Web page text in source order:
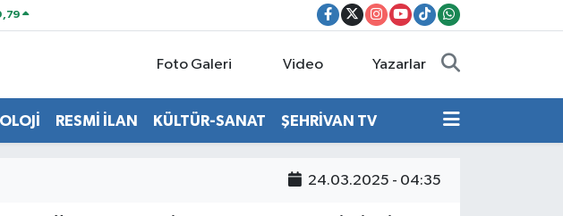
Foto Galeri Video Yazarlar
RESMİ İLAN KÜLTÜR-SANAT ŞEHRİVAN TV
24.03.2025 - 04:35